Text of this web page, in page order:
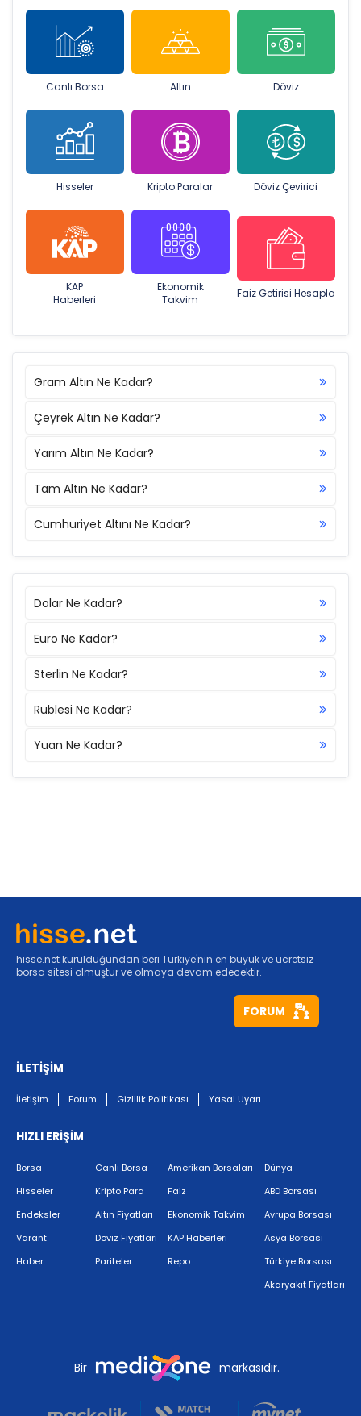
Canlı Borsa Altın Döviz
Hisseler Kripto Paralar Döviz Çevirici
KAP
Haberleri
Ekonomik
Takvim
Faiz Getirisi Hesapla
Gram Altın Ne Kadar?
Çeyrek Altın Ne Kadar?
Yarım Altın Ne Kadar?
Tam Altın Ne Kadar?
Cumhuriyet Altını Ne Kadar?
Dolar Ne Kadar?
Euro Ne Kadar?
Sterlin Ne Kadar?
Rublesi Ne Kadar?
Yuan Ne Kadar?
hisse.net kurulduğundan beri Türkiye'nin en büyük ve ücretsiz
borsa sitesi olmuştur ve olmaya devam edecektir.
FORUM
İLETİŞİM
İletişim Forum Gizlilik Politikası Yasal Uyarı
HIZLI ERİŞİM
Borsa
Hisseler
Endeksler
Varant
Haber
Canlı Borsa
Kripto Para
Altın Fiyatları
Döviz Fiyatları
Pariteler
Amerikan Borsaları
Faiz
Ekonomik Takvim
KAP Haberleri
Repo
Dünya
ABD Borsası
Avrupa Borsası
Asya Borsası
Türkiye Borsası
Akaryakıt Fiyatları
Bir markasıdır.